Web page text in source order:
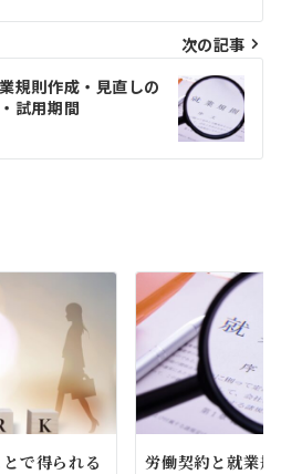
次の記事
規則作成・見直しの
試用期間
で得られる
労働契約と就業